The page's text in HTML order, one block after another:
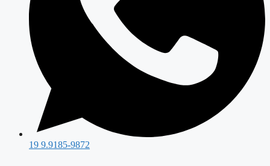
19 9.9185-9872